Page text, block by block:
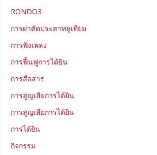
RONDO3
การผ่าตัดประสาทหูเทียม
การฟังเพลง
การฟื้นฟูการได้ยิน
การสื่อสาร
การสูญเสียการได้ยิน
การสูญเสียการได้ยิน
การได้ยิน
กิจกรรม